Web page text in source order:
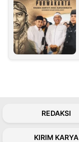
REDAKSI
KIRIM KARYA